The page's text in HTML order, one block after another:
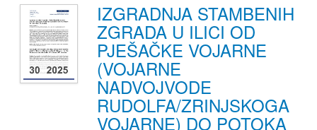
IZGRADNJA STAMBENIH
ZGRADA U ILICI OD
PJEŠAČKE VOJARNE
(VOJARNE
NADVOJVODE
RUDOLFA/ZRINJSKOGA
VOJARNE) DO POTOKA